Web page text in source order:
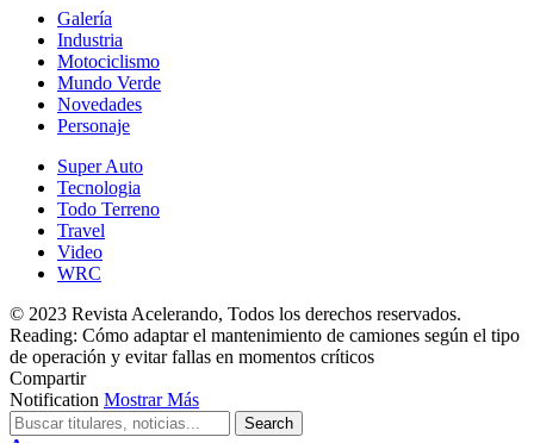
Galería
Industria
Motociclismo
Mundo Verde
Novedades
Personaje
Super Auto
Tecnologia
Todo Terreno
Travel
Video
WRC
© 2023 Revista Acelerando, Todos los derechos reservados.
Reading: Cómo adaptar el mantenimiento de camiones según el tipo
de operación y evitar fallas en momentos críticos
Compartir
Notification Mostrar Más